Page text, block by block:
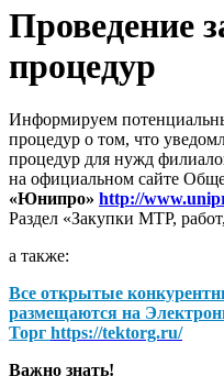
Проведение
процедур
Информируем
процедур о том, что
процедур для нужд
на официальном сайте
«Юнипро» http://
Раздел «Закупки МТР,
а также:
Все открытые
размещаются на
Торг https://tektorg.ru/
Важно знать!